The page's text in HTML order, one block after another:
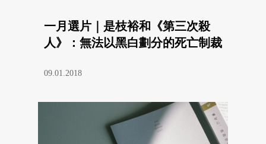
一月選片｜是枝裕和《第三次殺
人》：無法以黑白劃分的死亡制裁
09.01.2018